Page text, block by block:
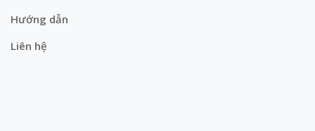
Hướng dẫn
Liên hệ